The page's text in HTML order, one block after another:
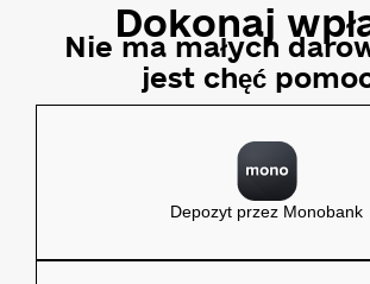
Dokonaj
Nie ma małych
jest chęć
Depozyt przez Monobank